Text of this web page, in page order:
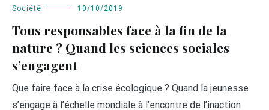
Société 10/10/2019
Tous responsables face à la fin de la
nature ? Quand les sciences sociales
s’engagent
Que faire face à la crise écologique ? Quand la jeunesse
s’engage à l’échelle mondiale à l’encontre de l’inaction